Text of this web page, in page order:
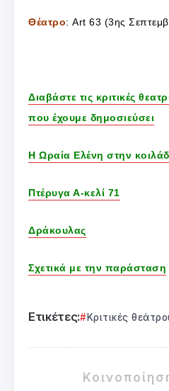
Θέατρο: Art 63 (3ης
Διαβάστε τις κριτικές
που έχουμε δημοσιεύσει
Η Ωραία Ελένη στην
Πτέρυγα Α-κελί 71
Δράκουλας
Σχετικά με την παράσταση
Ετικέτες: Κριτικές